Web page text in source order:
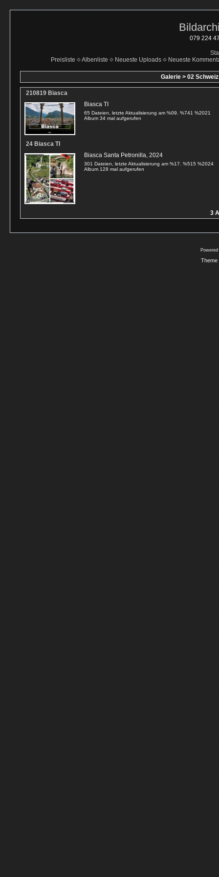
079 224
Preisliste
Albenliste Neueste Uploads Neueste
Galerie > 02 Schweiz
210819 Biasca
Biasca TI
65 Dateien, letzte Aktualisierung am %09. %741 %2021
Album 34 mal aufgerufen
24 Biasca TI
Biasca Santa Petronilla, 2024
301 Dateien, letzte Aktualisierung am %17. %515 %2024
Album 128 mal aufgerufen
3
Theme